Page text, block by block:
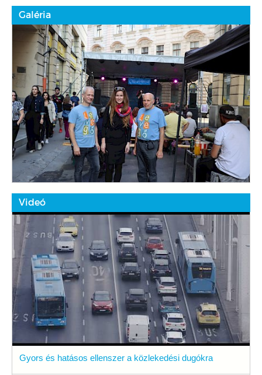
Galéria
Videó
Gyors és hatásos ellenszer a közlekedési dugókra